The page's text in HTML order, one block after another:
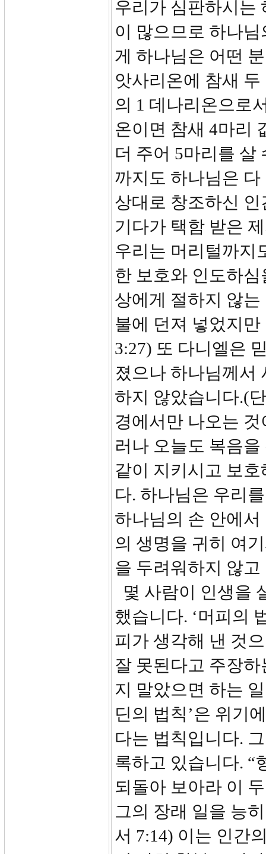
우리가 심판하시는
이 많으므로 하나
게 하나님은 어떤
앗사리온에 참새
의 1 데나리온으로
온이면 참새 4마리
더 주어 5마리를 살
까지도 하나님은
상대로 창조하신
기다가 택함 받은
우리는 머리털까지
한 보호와 인도하
상에게 절하지 않
불에 던져 넣었지
3:27) 또 다니엘은
졌으나 하나님께서
하지 않았습니다.(
경에서만 나오는
러나 오늘도 복음
같이 지키시고 보
다. 하나님은 우리
하나님의 손 안에
의 생명을 귀히 여
을 두려워하지 않
몇 사람이 인생을
했습니다. ‘머피의
피가 생각해 낸 것
잘 못된다고 주장하
지 말았으면 하는
딘의 법칙’은 위기
다는 법칙입니다.
록하고 있습니다. “
되돌아 보아라 이
그의 장래 일을 능
서 7:14) 이는 인간